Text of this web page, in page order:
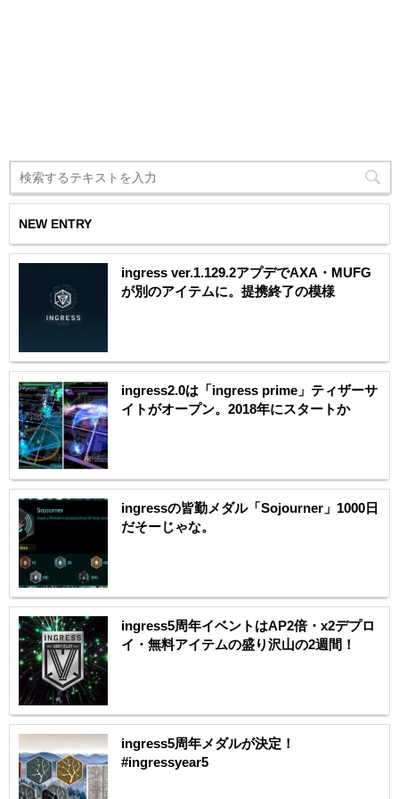
NEW ENTRY
ingress ver.1.129.2アプデでAXA・MUFG
が別のアイテムに。提携終了の模様
ingress2.0は「ingress prime」ティザーサ
イトがオープン。2018年にスタートか
ingressの皆勤メダル「Sojourner」1000日
だそーじゃな。
ingress5周年イベントはAP2倍・x2デプロ
イ・無料アイテムの盛り沢山の2週間！
ingress5周年メダルが決定！
#ingressyear5